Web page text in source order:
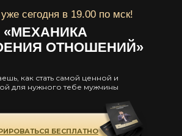
как стать самой ценной и
для нужного тебе мужчины
«МЕХАНИКА
ОТНОШЕНИЙ»
БЕСПЛАТНО
сегодня в 19.00 по мск!